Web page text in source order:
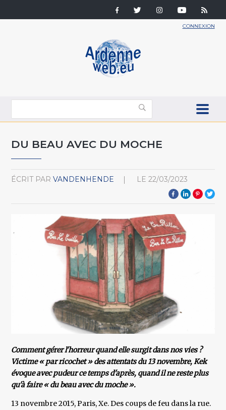
CONNEXION
DU BEAU AVEC DU MOCHE
ÉCRIT PAR VANDENHENDE LE 22/03/2023
Comment gérer l'horreur quand elle surgit dans nos vies ?
Victime « par ricochet » des attentats du 13 novembre, Kek
évoque avec pudeur ce temps d'après, quand il ne reste plus
qu'à faire « du beau avec du moche ».
13 novembre 2015, Paris, Xe. Des coups de feu dans la rue.